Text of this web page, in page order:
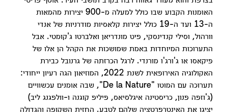
האומנות הקבוע שבו כולל למעלה מ-900 יצירות מהמאות
ה-13 ועד ה-19 כולל יצירות קלאסיות מודרניות של אנדי
וורהול, וסילי קנדינסקי, פיט מונדריאן ואלברטו ג'קומטי. אבל
התערוכות המיוחדות באמת שמושכות את הקהל הן אלו של
פיקאסו או ג'ורג'ו מורנדי. לרגל הכרזתה של גרנובל כבירת
האקולוגיה האירופאית לשנת 2022, המוזיאון הגה רעיון ייחודי:
תערוכה עם המוטו "De la Nature", שבה אומנים עכשוויים
(ג'וזפה פנון, כריסטינה איגלסיאס, פיליפ קוגנה ו-וולפגנג ליב)
יציגו את האינטרפרטציה שלהם לטבע. החזית השקופה והגדולה